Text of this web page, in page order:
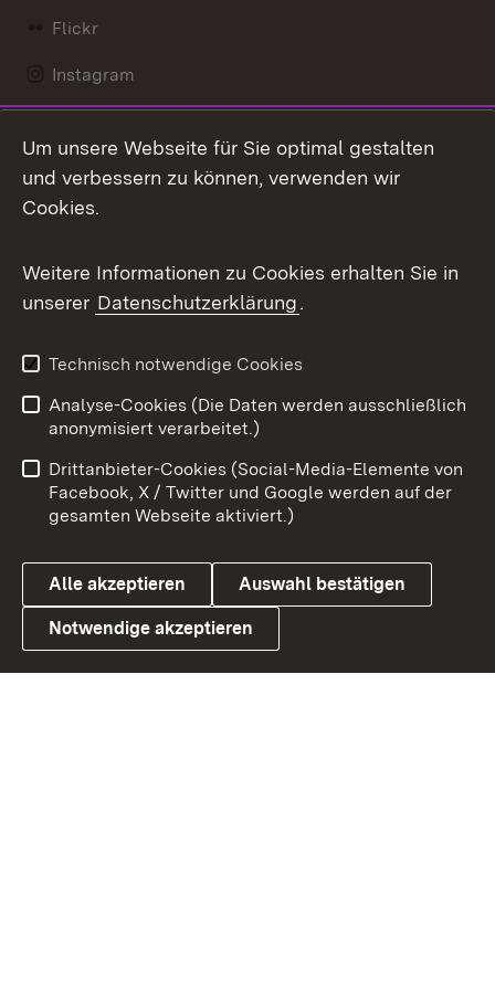
Flickr
Instagram
Mastodon
Messenger
Social Wall
X / Twitter
Youtube
Link zum Landesportal
Benutzungshinweise
Barrierefreiheit
Datenschutz
Cookies
Um unsere Webseite für Sie optimal gestalten
und verbessern zu können, verwenden wir
Cookies.
Weitere Informationen zu Cookies erhalten Sie in
unserer Datenschutzerklärung.
Technisch notwendige Cookies
Analyse-Cookies (Die Daten werden ausschließlich
anonymisiert verarbeitet.)
Drittanbieter-Cookies (Social-Media-Elemente von
Facebook, X / Twitter und Google werden auf der
gesamten Webseite aktiviert.)
Alle akzeptieren Auswahl bestätigen
Notwendige akzeptieren